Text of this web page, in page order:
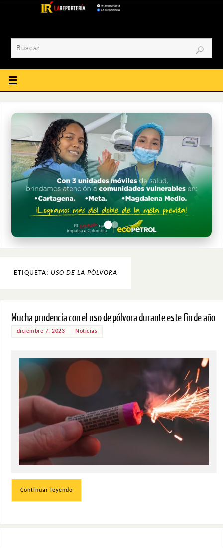
ETIQUETA: USO DE LA PÓLVORA
Mucha prudencia con el uso de pólvora durante este fin de año
diciembre 7, 2023 Noticias
Continuar leyendo